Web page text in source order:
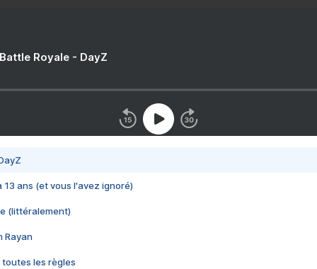
Royale - DayZ
13 ans (et vous l'avez ignoré)
(littéralement)
Rayan
toutes les règles